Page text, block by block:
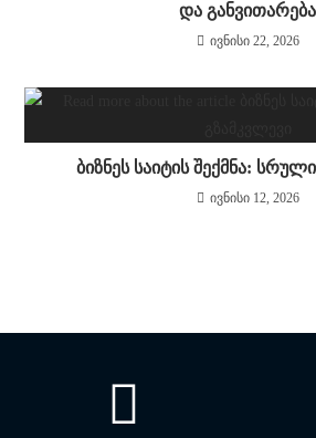
და განვითარება
ივნისი 22, 2026
ბიზნეს საიტის შექმნა:
ივნისი 12, 2026